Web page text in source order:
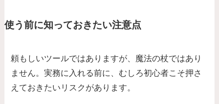
使う前に知っておきたい注意点
頼もしいツールではありますが、魔法の杖ではあり
ません。実務に入れる前に、むしろ初心者こそ押さ
えておきたいリスクがあります。